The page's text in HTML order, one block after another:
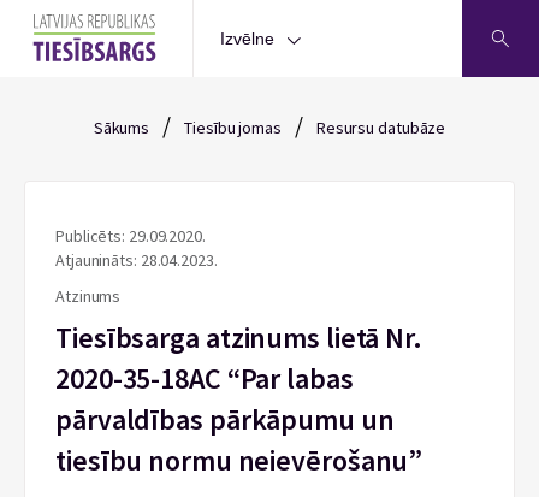
Izvēlne
Sākums / Tiesību jomas / Resursu datubāze
Publicēts: 29.09.2020.
Atjaunināts: 28.04.2023.
Atzinums
Tiesībsarga atzinums lietā Nr.
2020-35-18AC “Par labas
pārvaldības pārkāpumu un
tiesību normu neievērošanu”